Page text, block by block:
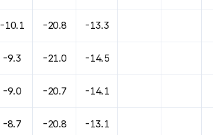
-10.1 -20.8 -13.3
-9.3 -21.0 -14.5
-9.0 -20.7 -14.1
-8.7 -20.8 -13.1